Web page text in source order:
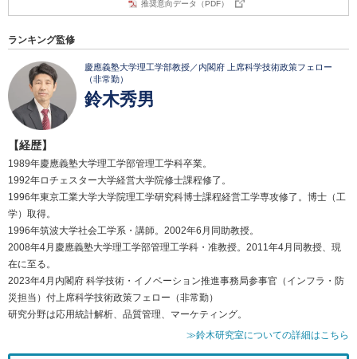
推奨意向データ（PDF）
ランキング監修
慶應義塾大学理工学部教授／内閣府 上席科学技術政策フェロー
（非常勤）
鈴木秀男
【経歴】
1989年慶應義塾大学理工学部管理工学科卒業。
1992年ロチェスター大学経営大学院修士課程修了。
1996年東京工業大学大学院理工学研究科博士課程経営工学専攻修了。博士（工
学）取得。
1996年筑波大学社会工学系・講師。2002年6月同助教授。
2008年4月慶應義塾大学理工学部管理工学科・准教授。2011年4月同教授、現
在に至る。
2023年4月内閣府 科学技術・イノベーション推進事務局参事官（インフラ・防
災担当）付上席科学技術政策フェロー（非常勤）
研究分野は応用統計解析、品質管理、マーケティング。
≫鈴木研究室についての詳細はこちら